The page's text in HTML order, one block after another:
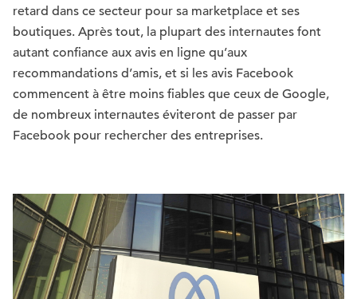
retard dans ce secteur pour sa marketplace et ses
boutiques. Après tout, la plupart des internautes font
autant confiance aux avis en ligne qu’aux
recommandations d’amis, et si les avis Facebook
commencent à être moins fiables que ceux de Google,
de nombreux internautes éviteront de passer par
Facebook pour rechercher des entreprises.